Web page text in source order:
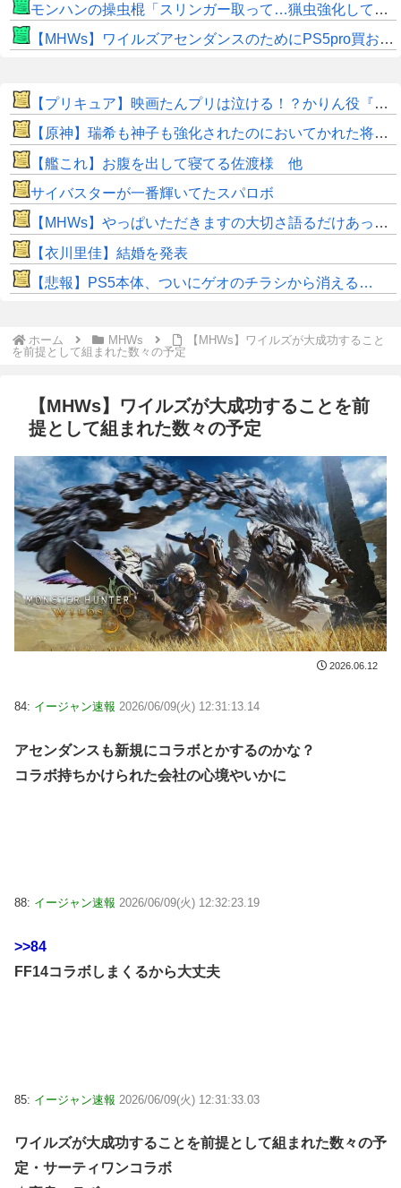
モンハンの操虫棍「スリンガー取って…猟虫強化して…エキス取って… よし、戦うぞ」←これ
【MHWs】ワイルズアセンダンスのためにPS5pro買おうとしたら転売価格ばかりじゃねーか
【プリキュア】映画たんプリは泣ける！？かりん役『鬼頭明里さん』アラン役『島﨑信長さん』レイン役『内山昂輝さん』だと判明！！
【原神】瑞希も神子も強化されたのにおいてかれた将軍…
【艦これ】お腹を出して寝てる佐渡様 他
サイバスターが一番輝いてたスパロボ
【MHWs】やっぱいただきますの大切さ語るだけあって飯のこだわり凄いよね
【衣川里佳】結婚を発表
【悲報】PS5本体、ついにゲオのチラシから消える…
ホーム MHWs
【MHWs】ワイルズが大成功すること
を前提として組まれた数々の予定
【MHWs】ワイルズが大成功することを前
提として組まれた数々の予定
2026.06.12
84: イージャン速報 2026/06/09(火) 12:31:13.14
アセンダンスも新規にコラボとかするのかな？
コラボ持ちかけられた会社の心境やいかに
88: イージャン速報 2026/06/09(火) 12:32:23.19
>>84
FF14コラボしまくるから大丈夫
85: イージャン速報 2026/06/09(火) 12:31:33.03
ワイルズが大成功することを前提として組まれた数々の予
定・サーティワンコラボ